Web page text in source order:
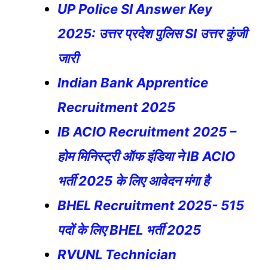
UP Police SI Answer Key
2025: उत्तर प्रदेश पुलिस SI उत्तर कुंजी
जारी
Indian Bank Apprentice
Recruitment 2025
IB ACIO Recruitment 2025 –
होम मिनिस्ट्री ऑफ इंडिया ने IB ACIO
भर्ती 2025 के लिए आवेदन मंगा है
BHEL Recruitment 2025- 515
पदों के लिए BHEL भर्ती 2025
RVUNL Technician